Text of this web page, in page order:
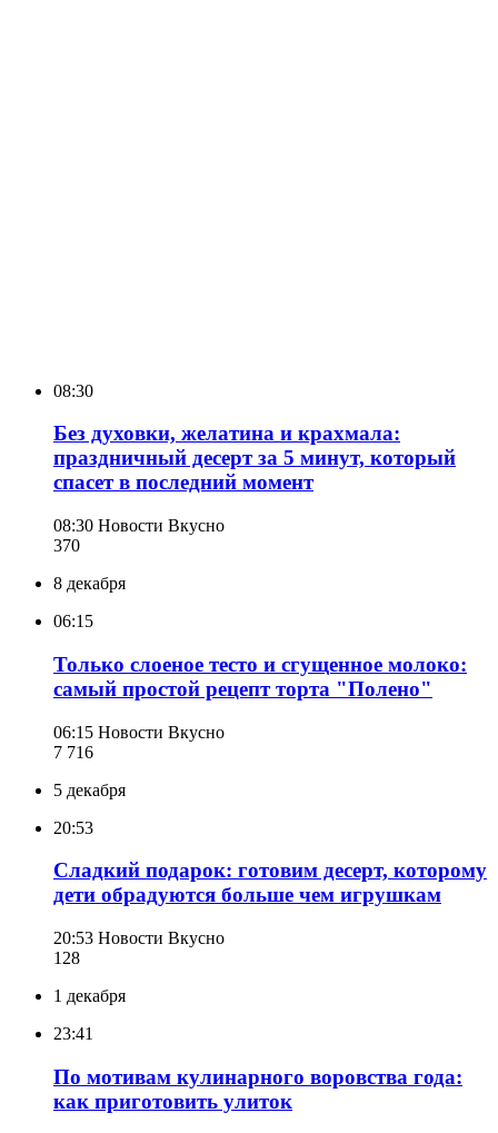
08:30
Без духовки, желатина и крахмала:
праздничный десерт за 5 минут, который
спасет в последний момент
08:30 Новости Вкусно
370
8 декабря
06:15
Только слоеное тесто и сгущенное молоко:
самый простой рецепт торта "Полено"
06:15 Новости Вкусно
7 716
5 декабря
20:53
Сладкий подарок: готовим десерт, которому
дети обрадуются больше чем игрушкам
20:53 Новости Вкусно
128
1 декабря
23:41
По мотивам кулинарного воровства года:
как приготовить улиток